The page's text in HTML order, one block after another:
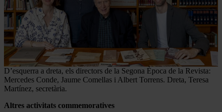
D’esquerra a dreta, els directors de la Segona Època de la Revista:
Mercedes Conde, Jaume Comellas i Albert Torrens. Dreta, Teresa
Martínez, secretària.
Altres activitats commemoratives